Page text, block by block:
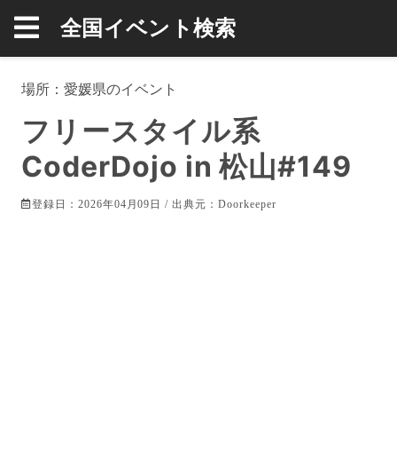
全国イベント検索
場所： 愛媛県のイベント
フリースタイル系
CoderDojo in 松山#149
登録日：2026年04月09日 / 出典元：Doorkeeper